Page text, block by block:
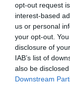
opt-out request
interest-based
us or personal
your opt-out.
disclosure of
IAB’s list of
also be
Downstream
A KORLÁTOZÁSOK
KÁVÉZÓ
2021. január 23|
December elsején